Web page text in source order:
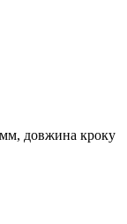
довжина кроку